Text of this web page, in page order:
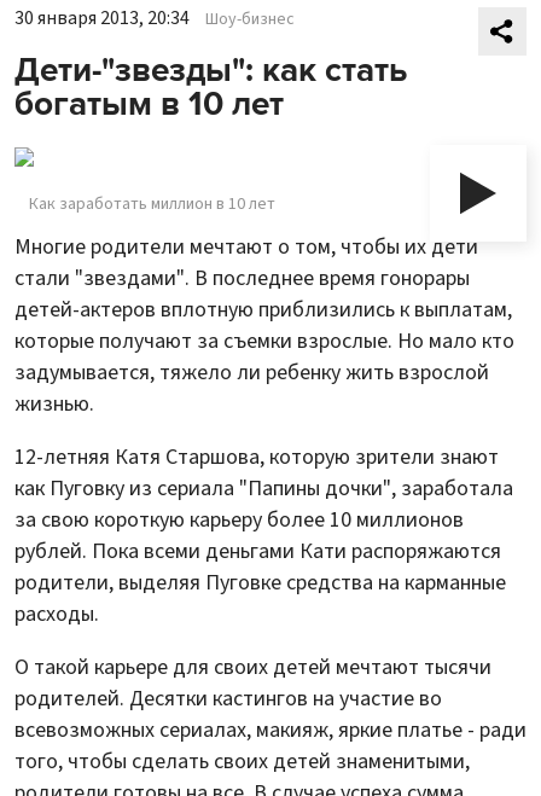
30 января 2013, 20:34 Шоу-бизнес
Дети-"звезды": как стать
богатым в 10 лет
Как заработать миллион в 10 лет
Многие родители мечтают о том, чтобы их дети
стали "звездами". В последнее время гонорары
детей-актеров вплотную приблизились к выплатам,
которые получают за съемки взрослые. Но мало кто
задумывается, тяжело ли ребенку жить взрослой
жизнью.
12-летняя Катя Старшова, которую зрители знают
как Пуговку из сериала "Папины дочки", заработала
за свою короткую карьеру более 10 миллионов
рублей. Пока всеми деньгами Кати распоряжаются
родители, выделяя Пуговке средства на карманные
расходы.
О такой карьере для своих детей мечтают тысячи
родителей. Десятки кастингов на участие во
всевозможных сериалах, макияж, яркие платье - ради
того, чтобы сделать своих детей знаменитыми,